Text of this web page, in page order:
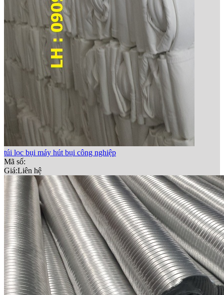
túi lọc bụi máy hút bụi công nghiệp
Mã số:
Giá:Liên hệ